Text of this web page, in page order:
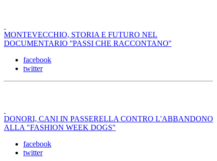
MONTEVECCHIO, STORIA E FUTURO NEL
DOCUMENTARIO ''PASSI CHE RACCONTANO''
facebook
twitter
DONORI, CANI IN PASSERELLA CONTRO L'ABBANDONO
ALLA "FASHION WEEK DOGS"
facebook
twitter